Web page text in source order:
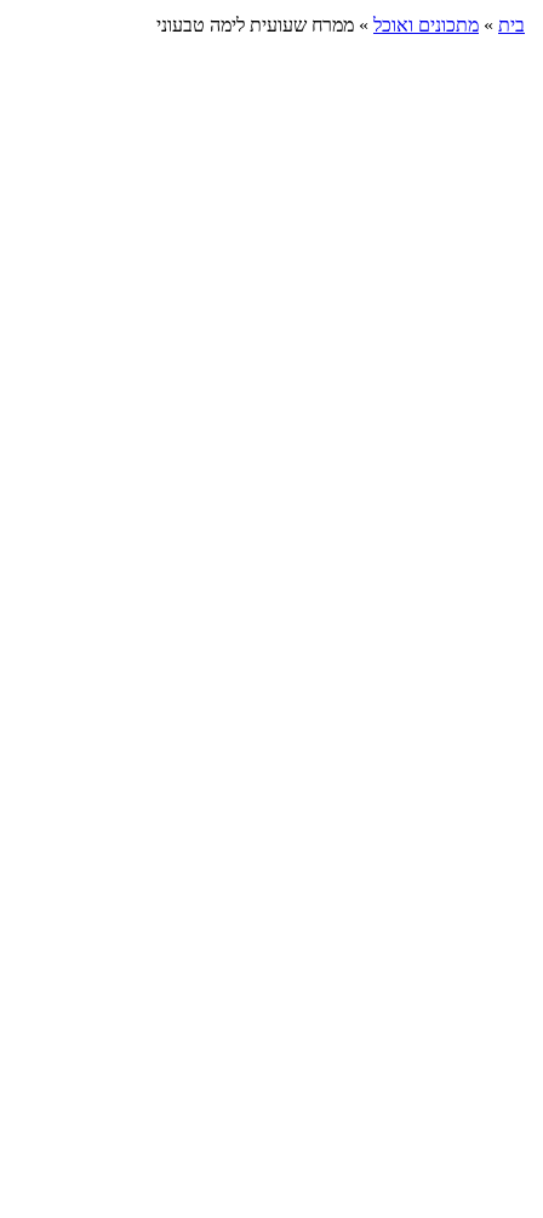
בית » מתכונים ואוכל » ממרח שעועית לימה טבעוני